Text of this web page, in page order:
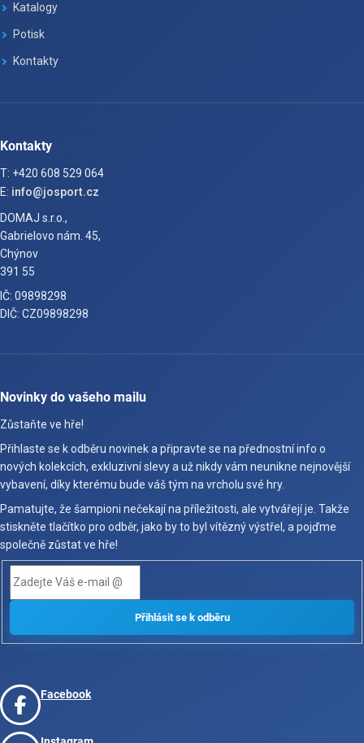
Katalogy
Potisk
Kontakty
Kontakty
T: +420 608 529 064
E: info@josport.cz
DOMAJ s.r.o.,
Gabrielovo nám. 45,
Chýnov
391 55
IČ: 09898298
DIČ: CZ09898298
Novinky do vašeho mailu
Zůstaňte ve hře!
Přihlaste se k odběru novinek a připravte se na přednostní info o
nových kolekcích, exkluzivní slevy a už nikdy vám neunikne nejnovější
vybavení, díky kterému bude váš tým na vrcholu své hry.
Pamatujte, že šampioni nečekají na příležitosti, ale vytvářejí je. Takže
stiskněte tlačítko pro odběr, jako by to byl vítězný výstřel, a pojďme
společně zůstat ve hře!
Facebook